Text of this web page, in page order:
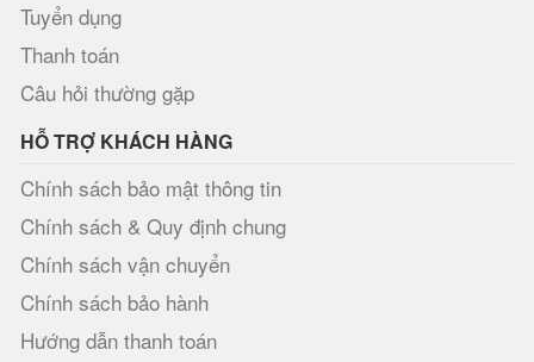
Tuyển dụng
Thanh toán
Câu hỏi thường gặp
HỖ TRỢ KHÁCH HÀNG
Chính sách bảo mật thông tin
Chính sách & Quy định chung
Chính sách vận chuyển
Chính sách bảo hành
Hướng dẫn thanh toán